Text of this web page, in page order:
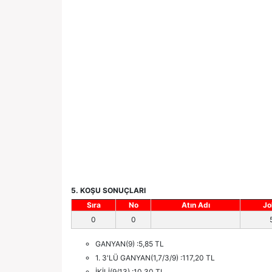
5. KOŞU SONUÇLARI
Sıra
No Atın Adı
0
0
GANYAN(9) :5,85 TL
1. 3'LÜ GANYAN(1,7/3/9) :117,20 TL